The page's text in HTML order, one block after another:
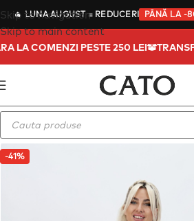
🔥 LUNA AUGUST= REDUCERI PÂNĂ LA -
Skip to navigation
Skip to main content
LA COMENZI PESTE 250 LEI
-41%